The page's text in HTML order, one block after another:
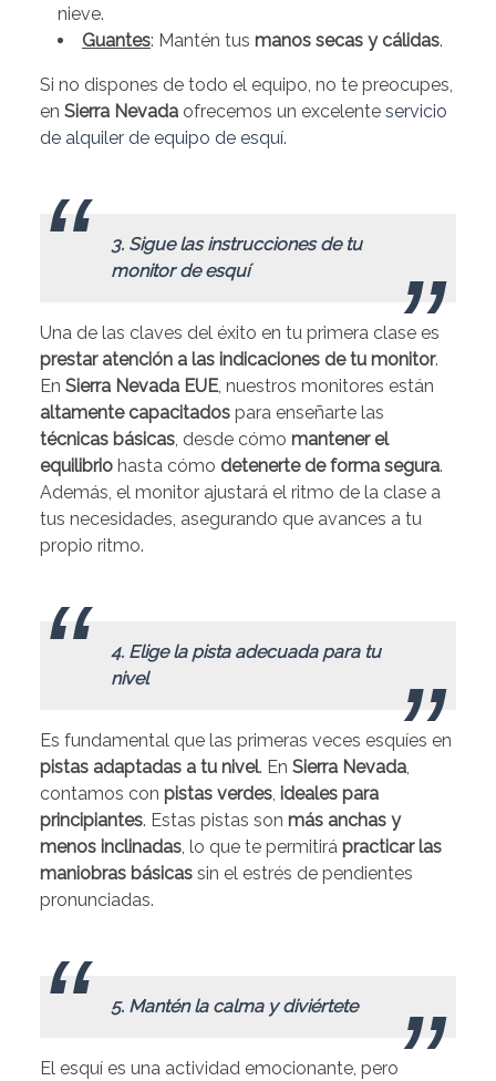
nieve.
Guantes: Mantén tus manos secas y cálidas.
Si no dispones de todo el equipo, no te preocupes,
en Sierra Nevada ofrecemos un excelente servicio
de alquiler de equipo de esquí.
3. Sigue las instrucciones de tu
monitor de esquí
Una de las claves del éxito en tu primera clase es
prestar atención a las indicaciones de tu monitor.
En Sierra Nevada EUE, nuestros monitores están
altamente capacitados para enseñarte las
técnicas básicas, desde cómo mantener el
equilibrio hasta cómo detenerte de forma segura.
Además, el monitor ajustará el ritmo de la clase a
tus necesidades, asegurando que avances a tu
propio ritmo.
4. Elige la pista adecuada para tu
nivel
Es fundamental que las primeras veces esquíes en
pistas adaptadas a tu nivel. En Sierra Nevada,
contamos con pistas verdes, ideales para
principiantes. Estas pistas son más anchas y
menos inclinadas, lo que te permitirá practicar las
maniobras básicas sin el estrés de pendientes
pronunciadas.
5. Mantén la calma y diviértete
El esquí es una actividad emocionante, pero